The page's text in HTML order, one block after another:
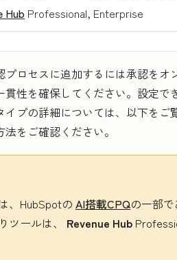
Hub Professional, Enterprise
プロセスに追加するには承認を
貫性を確保してください。設定で
イプの詳細については、以下をご
法をご確認ください。
、HubSpotの AI搭載CPQの一部
ツールは、 Revenue Hub